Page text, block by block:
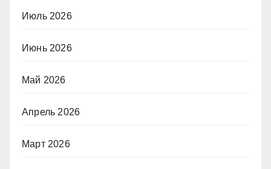
Июль 2026
Июнь 2026
Май 2026
Апрель 2026
Март 2026